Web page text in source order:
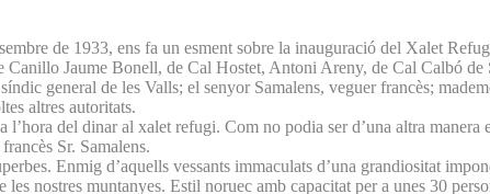
de 1933, ens fa un esment sobre la inauguració del Xalet
Canillo Jaume Bonell, de Cal Hostet, Antoni Areny, de Cal Calbó
general de les Valls; el senyor Samalens, veguer francès;
altres autoritats.
del dinar al xalet refugi. Com no podia ser d’una altra
Sr. Samalens.
Enmig d’aquells vessants immaculats d’una grandiositat
nostres muntanyes. Estil noruec amb capacitat per a unes 30